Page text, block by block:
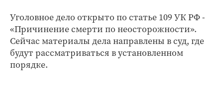
Уголовное дело открыто по статье 109 УК РФ -
«Причинение смерти по неосторожности».
Сейчас материалы дела направлены в суд, где
будут рассматриваться в установленном
порядке.